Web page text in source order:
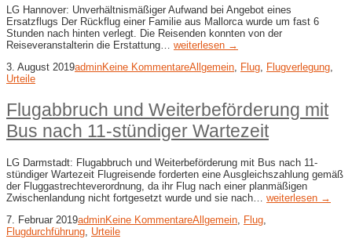
LG Hannover: Unverhältnismäßiger Aufwand bei Angebot eines
Ersatzflugs Der Rückflug einer Familie aus Mallorca wurde um fast 6
Stunden nach hinten verlegt. Die Reisenden konnten von der
Reiseveranstalterin die Erstattung… weiterlesen →
3. August 2019adminKeine KommentareAllgemein Flug Flugverlegung
Urteile
Flugabbruch und Weiterbeförderung mit
Bus nach 11-stündiger Wartezeit
LG Darmstadt: Flugabbruch und Weiterbeförderung mit Bus nach 11-
stündiger Wartezeit Flugreisende forderten eine Ausgleichszahlung gemäß
der Fluggastrechteverordnung, da ihr Flug nach einer planmäßigen
Zwischenlandung nicht fortgesetzt wurde und sie nach… weiterlesen →
7. Februar 2019adminKeine KommentareAllgemein Flug
Flugdurchführung Urteile